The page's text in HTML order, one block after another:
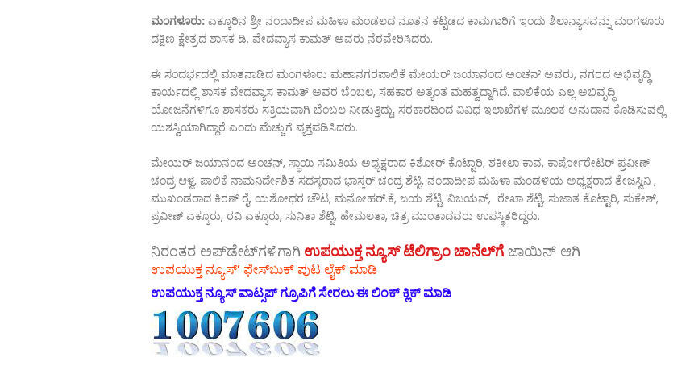
ಮಂಗಳೂರು: ಎಕ್ಕೂರಿನ ಶ್ರೀ ನಂದಾದೀಪ ಮಹಿಳಾ ಮಂಡಲದ ನೂತನ ಕಟ್ಟಡದ ಕಾಮಗಾರಿಗೆ ಇಂದು ಶಿಲಾನ್ಯಾಸವನ್ನು ಮಂಗಳೂರು
ದಕ್ಷಿಣ ಕ್ಷೇತ್ರದ ಶಾಸಕ ಡಿ. ವೇದವ್ಯಾಸ ಕಾಮತ್‌ ಅವರು ನೆರವೇರಿಸಿದರು.
ಈ ಸಂದರ್ಭದಲ್ಲಿ ಮಾತನಾಡಿದ ಮಂಗಳೂರು ಮಹಾನಗರಪಾಲಿಕೆ ಮೇಯರ್‍‌ ಜಯಾನಂದ ಅಂಚನ್ ಅವರು, ನಗರದ ಅಭಿವೃದ್ಧಿ
ಕಾರ್ಯದಲ್ಲಿ ಶಾಸಕ ವೇದವ್ಯಾಸ ಕಾಮತ್ ಅವರ ಬೆಂಬಲ, ಸಹಕಾರ ಅತ್ಯಂತ ಮಹತ್ವದ್ದಾಗಿದೆ. ಪಾಲಿಕೆಯ ಎಲ್ಲ ಅಭಿವೃದ್ಧಿ
ಯೋಜನೆಗಳಿಗೂ ಶಾಸಕರು ಸಕ್ರಿಯವಾಗಿ ಬೆಂಬಲ ನೀಡುತ್ತಿದ್ದು, ಸರಕಾರದಿಂದ ವಿವಿಧ ಇಲಾಖೆಗಳ ಮೂಲಕ ಅನುದಾನ ಕೊಡಿಸುವಲ್ಲಿ
ಯಶಸ್ವಿಯಾಗಿದ್ದಾರೆ ಎಂದು ಮೆಚ್ಚುಗೆ ವ್ಯಕ್ತಪಡಿಸಿದರು.
ಮೇಯರ್ ಜಯಾನಂದ ಅಂಚನ್, ಸ್ಥಾಯಿ ಸಮಿತಿಯ ಅಧ್ಯಕ್ಷರಾದ ಕಿಶೋರ್ ಕೊಟ್ಟಾರಿ, ಶಕೀಲಾ ಕಾವ, ಕಾರ್ಪೋರೇಟರ್ ಪ್ರವೀಣ್
ಚಂದ್ರ ಆಳ್ವ, ಪಾಲಿಕೆ ನಾಮನಿರ್ದೇಶಿತ ಸದಸ್ಯರಾದ ಭಾಸ್ಕರ್ ಚಂದ್ರ ಶೆಟ್ಟಿ, ನಂದಾದೀಪ ಮಹಿಳಾ ಮಂಡಳಿಯ ಅಧ್ಯಕ್ಷರಾದ ತೇಜಸ್ವಿನಿ ,
ಮುಖಂಡರಾದ ಕಿರಣ್ ರೈ, ಯಶೋಧರ ಚೌಟ, ಮನೋಹರ್.ಕೆ, ಜಯ ಶೆಟ್ಟಿ, ವಿಜಯನ್, ರೇಖಾ ಶೆಟ್ಟಿ, ಸುಜಾತ ಕೊಟ್ಟಾರಿ, ಸುಕೇಶ್,
ಪ್ರವೀಣ್ ಎಕ್ಕೂರು, ರವಿ ಎಕ್ಕೂರು, ಸುನಿತಾ ಶೆಟ್ಟಿ, ಹೇಮಲತಾ, ಚಿತ್ರ ಮುಂತಾದವರು ಉಪಸ್ಥಿತರಿದ್ದರು.
ನಿರಂತರ ಅಪ್‌ಡೇಟ್‌ಗಳಿಗಾಗಿ ಉಪಯುಕ್ತ ನ್ಯೂಸ್‌ ಟೆಲಿಗ್ರಾಂ ಚಾನೆಲ್‌ಗೆ ಜಾಯಿನ್‌ ಆಗಿ
ಉಪಯುಕ್ತ ನ್ಯೂಸ್‌’ ಫೇಸ್‌ಬುಕ್ ಪುಟ ಲೈಕ್ ಮಾಡಿ
ಉಪಯುಕ್ತ ನ್ಯೂಸ್‌ ವಾಟ್ಸಪ್‌ ಗ್ರೂಪಿಗೆ ಸೇರಲು ಈ ಲಿಂಕ್ ಕ್ಲಿಕ್ ಮಾಡಿ